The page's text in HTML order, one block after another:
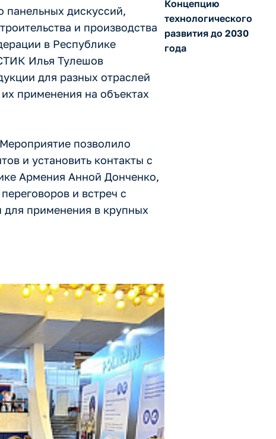
панельных дискуссий,
и производства
в Республике
Илья Тулешов
для разных отраслей
применения на объектах
позволило
и установить контакты с
Армения Анной Донченко,
и встреч с
применения в крупных
Концепцию
технологического
развития до 2030
года